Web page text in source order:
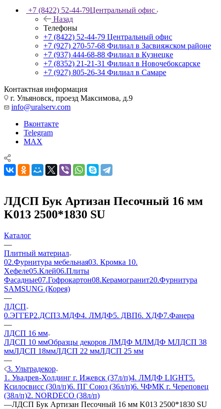
+7 (8422) 52-44-79Центральный офис
Назад
Телефоны
+7 (8422) 52-44-79 Центральный офис
+7 (927) 270-57-68 Филиал в Засвияжском районе
+7 (937) 444-68-88 Филиал в Кузнецке
+7 (8352) 21-21-31 Филиал в Новочебоксарске
+7 (927) 805-26-34 Филиал в Самаре
Контактная информация
г. Ульяновск, проезд Максимова, д.9
info@uralserv.com
Вконтакте
Telegram
MAX
ЛДСП Бук Артизан Песочный 16 мм
K013 2500*1830 SU
Каталог
—
Плитный материал
02.Фурнитура мебельная03. Кромка 10.
Хефеле05.Клей06.Плиты
Фасадные07.Гофрокартон08.Керамогранит20.Фурнитура
SAMSUNG (Корея)
—
ЛДСП
0.ЭГГЕР2.ДСП3.МДФ4. ЛМДФ5. ДВП6. ХДФ7.Фанера
—
ЛДСП 16 мм
ЛДСП 10 ммОбразцы декоров ЛМДФ МЛМДФ МЛДСП 38
ммЛДСП 18ммЛДСП 22 ммЛДСП 25 мм
—
3. Ультрадекор
1. Увадрев-Холдинг г. Ижевск (37л/п)4. ЛМДФ LIGHT5.
Ксилосвисс (30л/п)6. ПГ Союз (36л/п)6. ЧФМК г. Череповец
(38л/п)2. NORDECO (38л/п)
—ЛДСП Бук Артизан Песочный 16 мм K013 2500*1830 SU